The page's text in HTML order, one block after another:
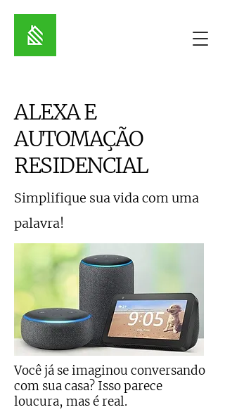
ALEXA E
AUTOMAÇÃO
RESIDENCIAL
Simplifique sua vida com uma
palavra!
Você já se imaginou conversando
com sua casa? Isso parece
loucura, mas é real.